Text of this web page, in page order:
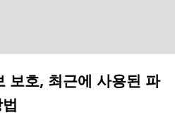
보호, 최근에 사용된 파